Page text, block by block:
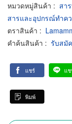
หมวดหมู่สินค้า : สา
สารและอุปกรณ์ทำค
ตราสินค้า :
คำค้นสินค้า : รับสมั
แชร์ แ
พิมพ์